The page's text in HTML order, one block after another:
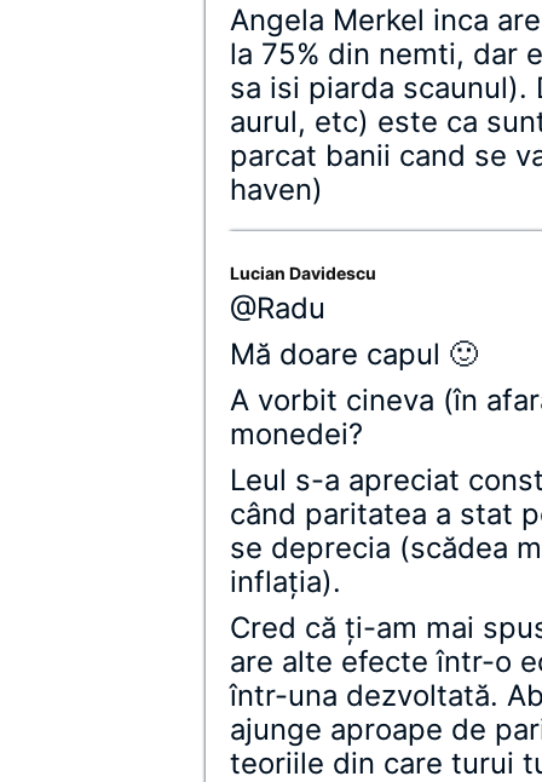
Angela Merkel inca
la 75% din nemti, dar
sa isi piarda scaunul).
aurul, etc) este ca
parcat banii cand se
haven)
Lucian Davidescu
@Radu
Mă doare capul 🙂
A vorbit cineva (în
monedei?
Leul s-a apreciat
când paritatea a stat
se deprecia (scădea
inflaţia).
Cred că ţi-am mai
are alte efecte într-o
într-una dezvoltată.
ajunge aproape de
teoriile din care turui